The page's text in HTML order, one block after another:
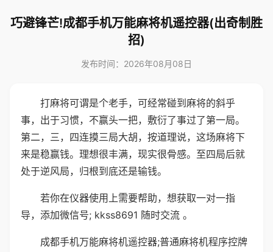
巧避锋芒!成都手机万能麻将机遥控器(出奇制胜
招)
发布时间：2026年08月08日
打麻将可谓是个老手，可经常碰到麻将的斜乎
事，出于习惯，不赢头一把，敷衍了事过了第一局。
第二，三，四连摸三局大胡，按道理说，这场麻将下
来是稳赢钱。理想很丰满，现实很骨感。至四局后就
处于逆风局，归根到底还是输钱。
若你在仪器使用上需要帮助，想获取一对一指
导，添加微信号; kkss8691 随时交流 。
成都手机万能麻将机遥控器;普通麻将机程序控牌